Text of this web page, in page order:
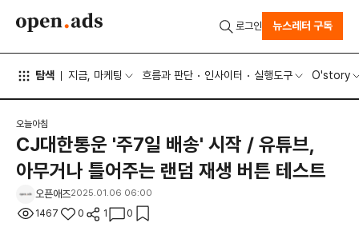
탐색 지금, 마케팅 흐름과 판단 인사이터 실행도구 O'story
로그인 뉴스레터 구독
오늘아침
CJ대한통운 '주7일 배송' 시작 / 유튜브,
아무거나 틀어주는 랜덤 재생 버튼 테스트
오픈애즈2025.01.06 06:00
1467 0 1 0